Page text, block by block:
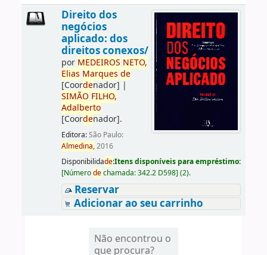
Direito dos
negócios
aplicado: dos
direitos conexos/
por MEDEIROS NETO,
Elias Marques de
[Coordenador] |
SIMÃO FILHO,
Adalberto
[Coordenador].
Editora:São Paulo:
Almedina,2016
Disponibilidade:Itens disponíveis para empréstimo:
[Númerodechamada:342.2 D598] (2).
Reservar
Adicionar ao seu carrinho
Não encontrou o
que procura?